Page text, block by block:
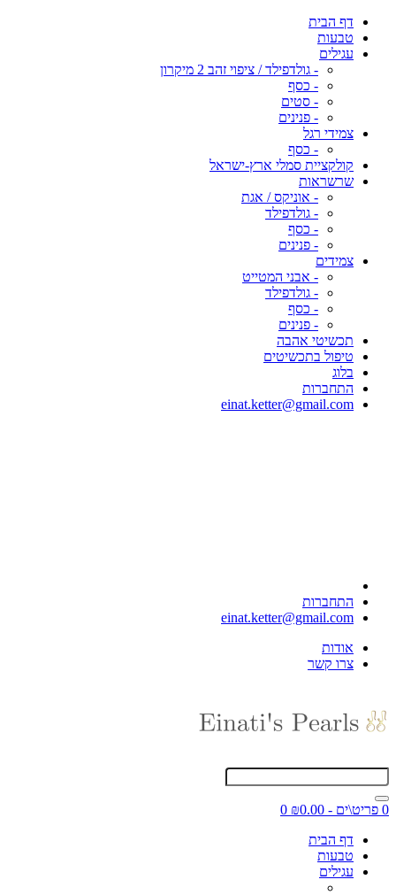
דף הבית
טבעות
עגילים
- גולדפילד / ציפוי זהב 2 מיקרון
- כסף
- סטים
- פנינים
צמידי רגל
- כסף
קולקציית סמלי ארץ-ישראל
שרשראות
- אוניקס / אגת
- גולדפילד
- כסף
- פנינים
צמידים
- אבני המטייט
- גולדפילד
- כסף
- פנינים
תכשיטי אהבה
טיפול בתכשיטים
בלוג
התחברות
einat.ketter@gmail.com
התחברות
einat.ketter@gmail.com
אודות
צרו קשר
0 פריט\ים - ₪0.00
0
דף הבית
טבעות
עגילים